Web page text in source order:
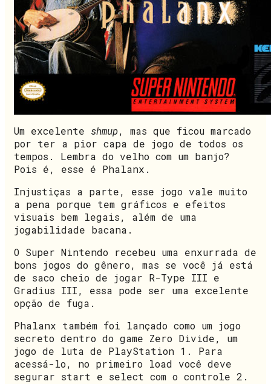
Um excelente shmup, mas que ficou marcado
por ter a pior capa de jogo de todos os
tempos. Lembra do velho com um banjo?
Pois é, esse é Phalanx.
Injustiças a parte, esse jogo vale muito
a pena porque tem gráficos e efeitos
visuais bem legais, além de uma
jogabilidade bacana.
O Super Nintendo recebeu uma enxurrada de
bons jogos do gênero, mas se você já está
de saco cheio de jogar R-Type III e
Gradius III, essa pode ser uma excelente
opção de fuga.
Phalanx também foi lançado como um jogo
secreto dentro do game Zero Divide, um
jogo de luta de PlayStation 1. Para
acessá-lo, no primeiro load você deve
segurar start e select com o controle 2.